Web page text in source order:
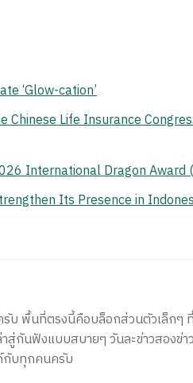
‘Glow-cation’
Chinese Life Insurance
International Dragon
Its Presence in
พื้นที่ตรงนี้คือบล็อกส่วนตัวเล็กๆ
าสู่กันฟังแบบสบายๆ วันละข่าวสอง
กับทุกคนครับ